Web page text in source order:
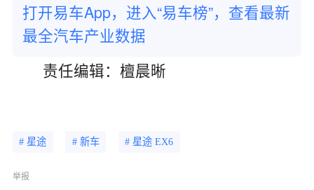
打开易车App，进入“易车榜”，查看最新
最全汽车产业数据
责任编辑：檀晨晰
# 星途 # 新车 # 星途 EX6
举报